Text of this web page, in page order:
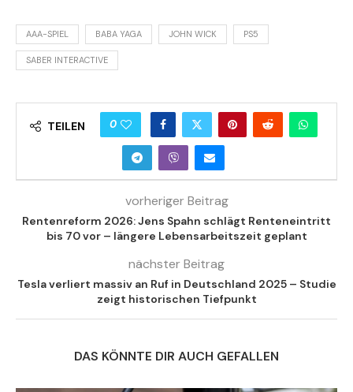
AAA-SPIEL BABA YAGA JOHN WICK PS5
SABER INTERACTIVE
TEILEN 0
vorheriger Beitrag
Rentenreform 2026: Jens Spahn schlägt Renteneintritt
bis 70 vor – längere Lebensarbeitszeit geplant
nächster Beitrag
Tesla verliert massiv an Ruf in Deutschland 2025 – Studie
zeigt historischen Tiefpunkt
DAS KÖNNTE DIR AUCH GEFALLEN